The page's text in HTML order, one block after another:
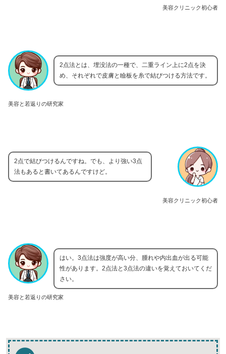
美容クリニック初心者
美容と若返りの研究家
2点法とは、埋没法の一種で、二重ライン上に2点を決
め、それぞれで皮膚と瞼板を糸で結びつける方法です。
美容クリニック初心者
2点で結びつけるんですね。でも、より強い3点
法もあると書いてあるんですけど。
美容と若返りの研究家
はい。3点法は強度が高い分、腫れや内出血が出る可能
性があります。2点法と3点法の違いを覚えておいてくだ
さい。